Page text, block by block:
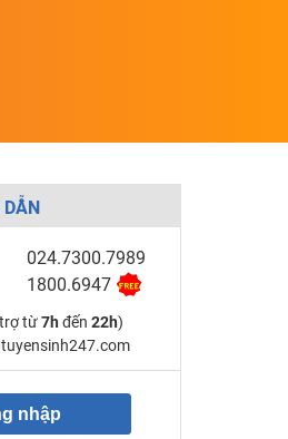
DẪN
024.7300.7989
1800.6947
từ7h đến 22h)
nhập